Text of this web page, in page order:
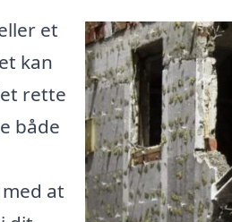
et
kan
rette
både
at